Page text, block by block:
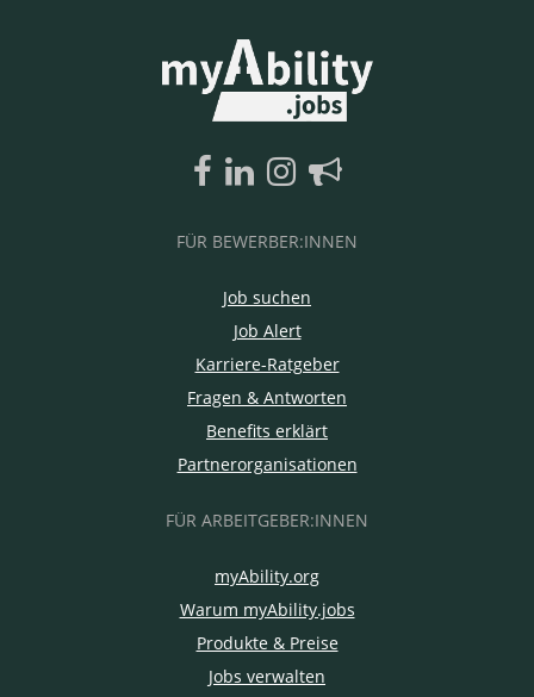
FÜR BEWERBER:INNEN
Job suchen
Job Alert
Karriere-Ratgeber
Fragen & Antworten
Benefits erklärt
Partnerorganisationen
FÜR ARBEITGEBER:INNEN
myAbility.org
Warum myAbility.jobs
Produkte & Preise
Jobs verwalten